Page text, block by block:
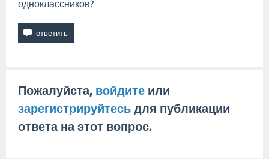
одноклассников?
Пожалуйста, войдите или
зарегистрируйтесь для публикации
ответа на этот вопрос.